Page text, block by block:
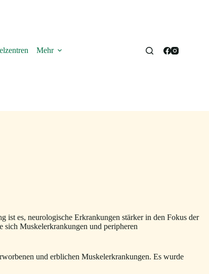
Mehr
ist es, neurologische Erkrankungen stärker in den Fokus der
Muskelerkrankungen und peripheren
und erblichen Muskelerkrankungen. Es wurde